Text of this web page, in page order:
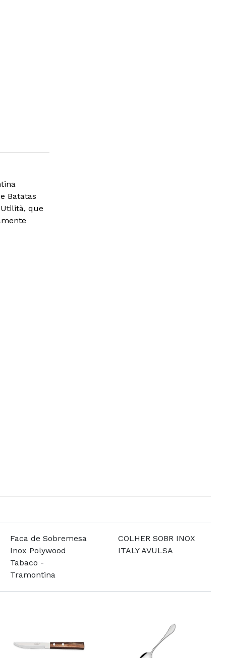
Batatas
que
Faca de Sobremesa
Inox Polywood
Tabaco -
Tramontina
COLHER SOBR INOX
ITALY AVULSA